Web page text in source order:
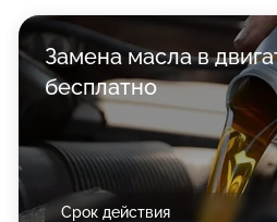
Замена масла в
бесплатно
Срок действия